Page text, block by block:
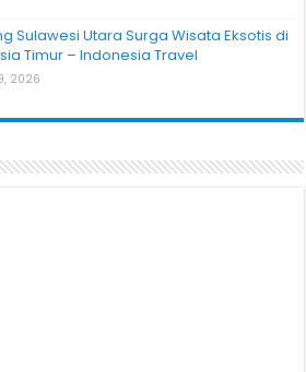
Sulawesi Utara Surga Wisata Eksotis di
Timur – Indonesia Travel
2026